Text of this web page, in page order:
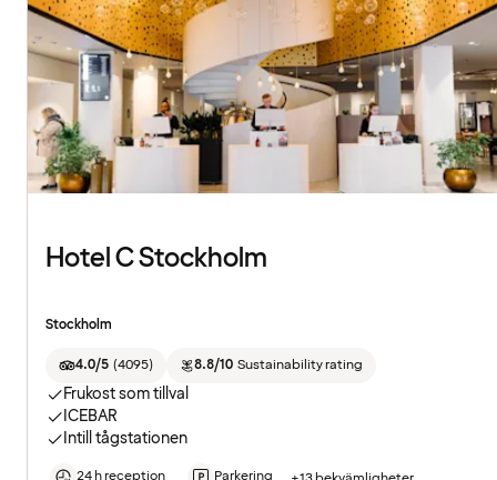
Hotel C Stockholm
Stockholm
4.0/5 (4095) 8.8/10 Sustainability rating
Frukost som tillval
ICEBAR
Intill tågstationen